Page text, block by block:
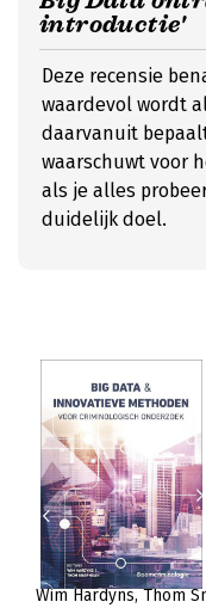
introductie'
Deze recensie
waardevol wordt
daarvanuit
waarschuwt voor
als je alles
duidelijk doel.
Wim Hardyns Thom